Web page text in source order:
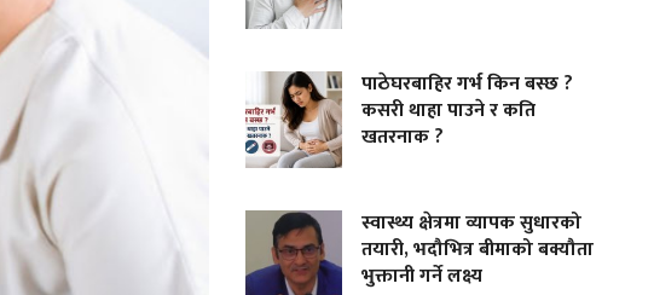
पाठेघरबाहिर गर्भ किन बस्छ ?
कसरी थाहा पाउने र कति
खतरनाक ?
स्वास्थ्य क्षेत्रमा व्यापक सुधारको
तयारी, भदौभित्र बीमाको बक्यौता
भुक्तानी गर्ने लक्ष्य